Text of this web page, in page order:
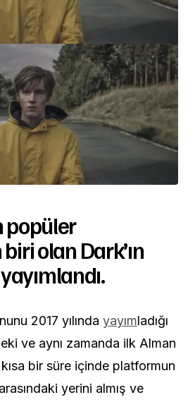
popüler
olan Dark’ın
2017 yılında yayımladığı
ve aynı zamanda ilk Alman
bir süre içinde platformun
yerini almış ve